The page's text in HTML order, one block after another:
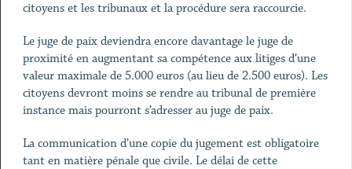
citoyens et les tribunaux et la procédure sera raccourcie.
Le juge de paix deviendra encore davantage le juge de
proximité en augmentant sa compétence aux litiges d’une
valeur maximale de 5.000 euros (au lieu de 2.500 euros). Les
citoyens devront moins se rendre au tribunal de première
instance mais pourront s’adresser au juge de paix.
La communication d’une copie du jugement est obligatoire
tant en matière pénale que civile. Le délai de cette